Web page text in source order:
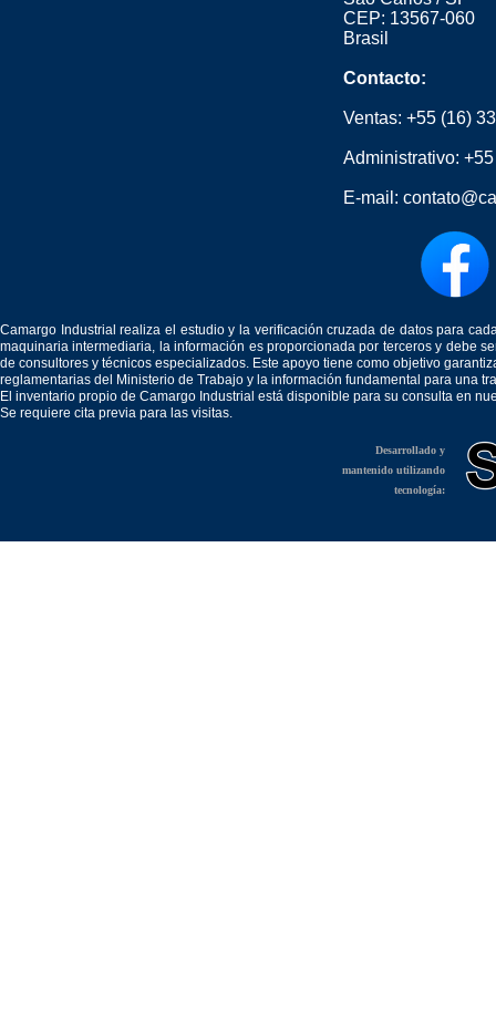
CEP: 13567-060
Brasil
Contacto:
Ventas: +55 (16)
Administrativo:
E-mail:
Camargo Industrial realiza el estudio y la verificación cruzada de datos para
maquinaria intermediaria, la información es proporcionada por terceros y debe
de consultores y técnicos especializados. Este apoyo tiene como objetivo
reglamentarias del Ministerio de Trabajo y la información fundamental para una
El inventario propio de Camargo Industrial está disponible para su consulta en
Se requiere cita previa para las visitas.
Desarrollado y
mantenido utilizando
tecnología: